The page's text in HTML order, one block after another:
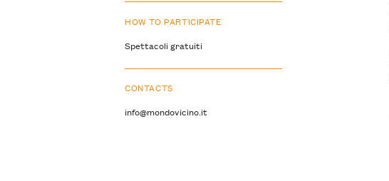
HOW TO PARTICIPATE
Spettacoli gratuiti
CONTACTS
info@mondovicino.it